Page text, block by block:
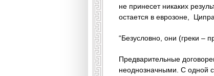
не принесет никаких
остается в еврозоне,
“Безусловно, они (греки –
Предварительные
неоднозначными. С одной